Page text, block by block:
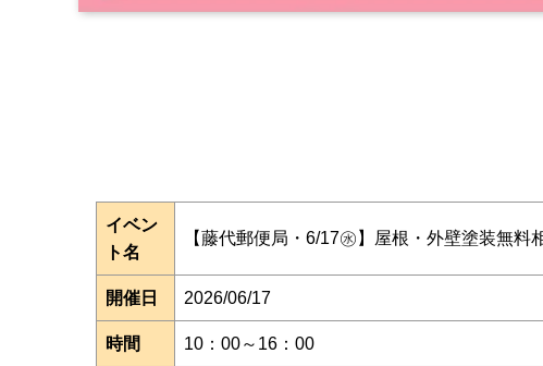
イベン
ト名
【藤代郵便局・6/17㊌】屋根・外壁塗装無料
開催日 2026/06/17
時間 10：00～16：00